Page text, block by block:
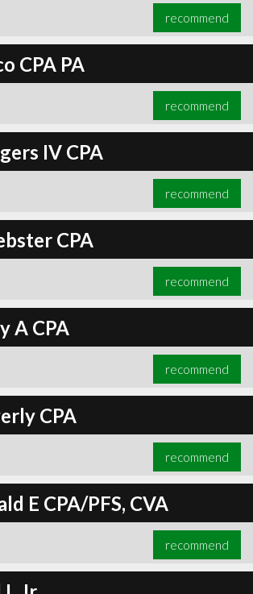
recommend
CPA PA
recommend
IV CPA
recommend
CPA
recommend
A CPA
recommend
CPA
recommend
E CPA/PFS, CVA
recommend